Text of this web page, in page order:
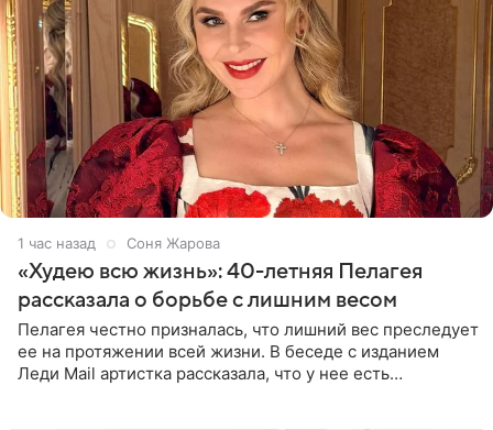
1 час назад Соня Жарова
«Худею всю жизнь»: 40-летняя Пелагея
рассказала о борьбе с лишним весом
Пелагея честно призналась, что лишний вес преследует
ее на протяжении всей жизни. В беседе с изданием
Леди Mail артистка рассказала, что у нее есть